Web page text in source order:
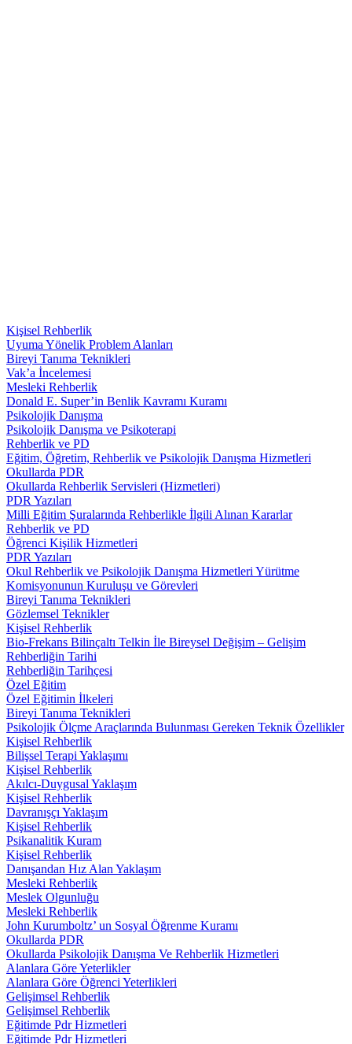
Kişisel Rehberlik
Uyuma Yönelik Problem Alanları
Bireyi Tanıma Teknikleri
Vak’a İncelemesi
Mesleki Rehberlik
Donald E. Super’in Benlik Kavramı Kuramı
Psikolojik Danışma
Psikolojik Danışma ve Psikoterapi
Rehberlik ve PD
Eğitim, Öğretim, Rehberlik ve Psikolojik Danışma Hizmetleri
Okullarda PDR
Okullarda Rehberlik Servisleri (Hizmetleri)
PDR Yazıları
Milli Eğitim Şuralarında Rehberlikle İlgili Alınan Kararlar
Rehberlik ve PD
Öğrenci Kişilik Hizmetleri
PDR Yazıları
Okul Rehberlik ve Psikolojik Danışma Hizmetleri Yürütme
Komisyonunun Kuruluşu ve Görevleri
Bireyi Tanıma Teknikleri
Gözlemsel Teknikler
Kişisel Rehberlik
Bio-Frekans Bilinçaltı Telkin İle Bireysel Değişim – Gelişim
Rehberliğin Tarihi
Rehberliğin Tarihçesi
Özel Eğitim
Özel Eğitimin İlkeleri
Bireyi Tanıma Teknikleri
Psikolojik Ölçme Araçlarında Bulunması Gereken Teknik Özellikler
Kişisel Rehberlik
Bilişsel Terapi Yaklaşımı
Kişisel Rehberlik
Akılcı-Duygusal Yaklaşım
Kişisel Rehberlik
Davranışçı Yaklaşım
Kişisel Rehberlik
Psikanalitik Kuram
Kişisel Rehberlik
Danışandan Hız Alan Yaklaşım
Mesleki Rehberlik
Meslek Olgunluğu
Mesleki Rehberlik
John Kurumboltz’ un Sosyal Öğrenme Kuramı
Okullarda PDR
Okullarda Psikolojik Danışma Ve Rehberlik Hizmetleri
Alanlara Göre Yeterlikler
Alanlara Göre Öğrenci Yeterlikleri
Gelişimsel Rehberlik
Gelişimsel Rehberlik
Eğitimde Pdr Hizmetleri
Eğitimde Pdr Hizmetleri